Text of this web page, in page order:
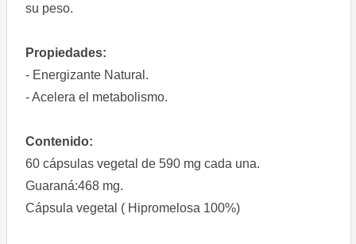
su peso.
Propiedades:
- Energizante Natural.
- Acelera el metabolismo.
Contenido:
60 cápsulas vegetal de 590 mg cada una.
Guaraná:468 mg.
Cápsula vegetal ( Hipromelosa 100%)